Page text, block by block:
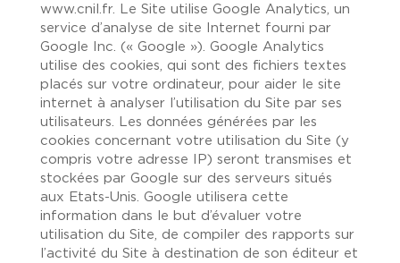
www.cnil.fr. Le Site utilise Google Analytics, un
service d’analyse de site Internet fourni par
Google Inc. (« Google »). Google Analytics
utilise des cookies, qui sont des fichiers textes
placés sur votre ordinateur, pour aider le site
internet à analyser l’utilisation du Site par ses
utilisateurs. Les données générées par les
cookies concernant votre utilisation du Site (y
compris votre adresse IP) seront transmises et
stockées par Google sur des serveurs situés
aux Etats-Unis. Google utilisera cette
information dans le but d’évaluer votre
utilisation du Site, de compiler des rapports sur
l’activité du Site à destination de son éditeur et